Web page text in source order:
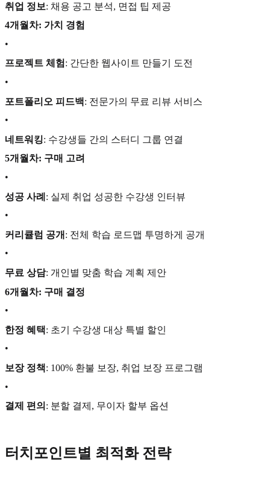
취업 정보: 채용 공고 분석, 면접 팁 제공
4개월차: 가치 경험
•
프로젝트 체험 : 간단한 웹사이트 만들기 도전
•
포트폴리오 피드백: 전문가의 무료 리뷰 서비스
•
네트워킹: 수강생들 간의 스터디 그룹 연결
5개월차: 구매 고려
•
성공 사례 : 실제 취업 성공한 수강생 인터뷰
•
커리큘럼 공개 : 전체 학습 로드맵 투명하게 공개
•
무료 상담: 개인별 맞춤 학습 계획 제안
6개월차: 구매 결정
•
한정 혜택: 초기 수강생 대상 특별 할인
•
보장 정책: 100% 환불 보장, 취업 보장 프로그램
•
결제 편의 : 분할 결제, 무이자 할부 옵션
터치포인트별 최적화 전략